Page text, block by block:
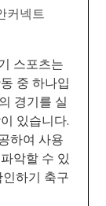
커넥트
스포츠는
중 하나입
경기를 실
있습니다.
하여 사용
악할 수 있
하기 축구